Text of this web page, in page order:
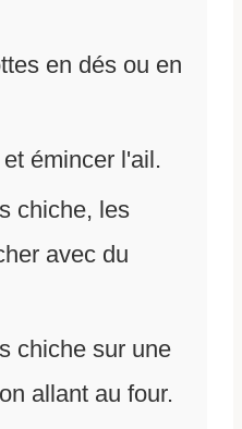
en dés ou en
émincer l'ail.
chiche, les
avec du
chiche sur une
allant au four.